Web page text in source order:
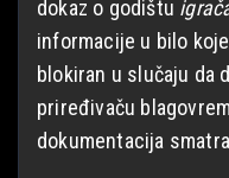
dokaz o godištu
informacije u bilo
blokiran u slučaju da
priređivaču
dokumentacija